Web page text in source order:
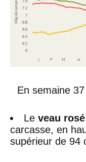
En semaine
Le veau
carcasse, en
supérieur de 94